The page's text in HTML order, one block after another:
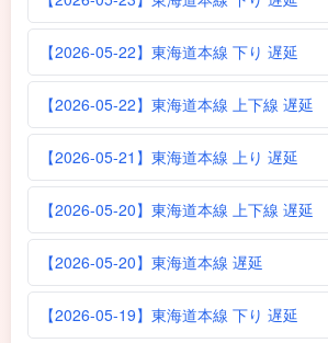
【2026-05-22】東海道本線 下り 遅延
【2026-05-22】東海道本線 上下線 遅延
【2026-05-21】東海道本線 上り 遅延
【2026-05-20】東海道本線 上下線 遅延
【2026-05-20】東海道本線 遅延
【2026-05-19】東海道本線 下り 遅延